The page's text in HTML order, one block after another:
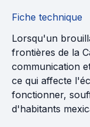
Fiche technique
Lorsqu'un
frontières de la
communication
ce qui affecte
fonctionner,
d'habitants